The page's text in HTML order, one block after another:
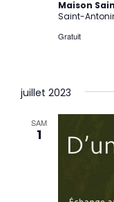
Maison
Saint-
Gratuit
juillet 2023
SAM
1